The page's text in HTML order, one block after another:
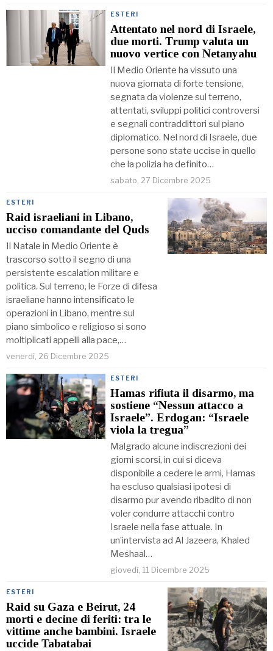
ESTERI
Attentato nel nord di Israele,
due morti. Trump valuta un
nuovo vertice con Netanyahu
Il Medio Oriente ha vissuto una
nuova giornata di forte tensione,
segnata da violenze sul terreno,
attentati, sviluppi politici controversi
e segnali contraddittori sul piano
diplomatico. Nel nord di Israele, due
persone sono state uccise in quello
che la polizia ha definito…
sabato, 27 Dicembre 2025
ESTERI
Raid israeliani in Libano,
ucciso comandante del Quds
Il Natale in Medio Oriente è
trascorso sotto il segno di una
persistente escalation militare e
politica. Sul terreno, le Forze di difesa
israeliane hanno intensificato le
operazioni in Libano, mentre sul
piano simbolico e religioso si sono
moltiplicati appelli alla pace,…
venerdì, 26 Dicembre 2025
ESTERI
Hamas rifiuta il disarmo, ma
sostiene “Nessun attacco a
Israele”. Erdogan: “Israele
viola la tregua”
Malgrado alcune indiscrezioni dei
giorni scorsi, in cui si diceva
disponibile a cedere le armi, Hamas
ha escluso qualsiasi ipotesi di
disarmo pur avendo ribadito di non
voler condurre attacchi contro
Israele nella fase attuale. In
un’intervista ad Al Jazeera, Khaled
Meshaal…
giovedì, 11 Dicembre 2025
ESTERI
Raid su Gaza e Beirut, 24
morti e decine di feriti: tra le
vittime anche bambini. Israele
uccide Tabatabai